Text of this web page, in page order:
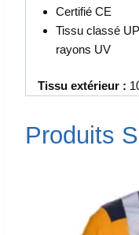
Certifié CE
Tissu classé
rayons UV
Tissu extérieur :
Produits